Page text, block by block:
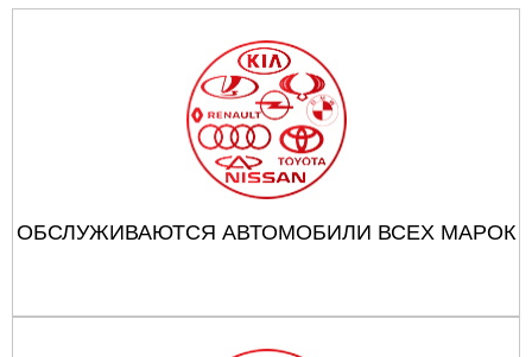
ОБСЛУЖИВАЮТСЯ АВТОМОБИЛИ ВСЕХ МАРОК